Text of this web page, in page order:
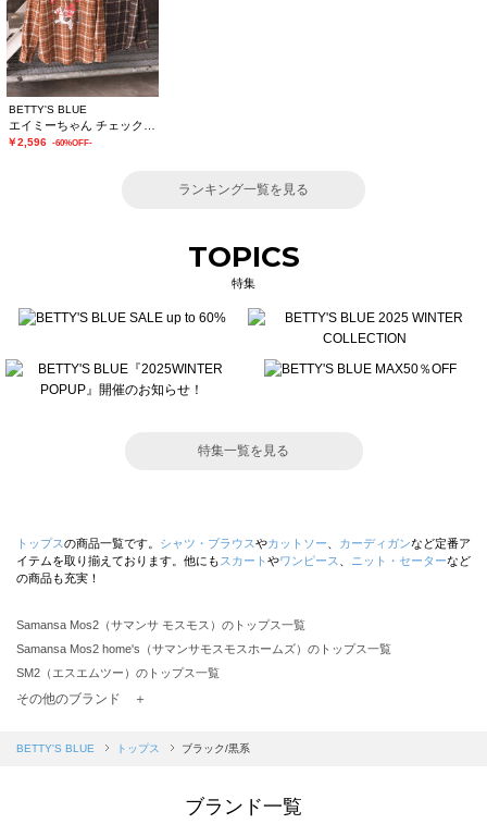
BETTY'S BLUE
￥2,596 -60%OFF-
ランキング一覧を見る
TOPICS
特集
特集一覧を見る
トップスの商品一覧です。 シャツ・ブラウスやカットソー カーディガンなど定番ア
イテムを取り揃えております。他にも スカート やワンピース ニット・セーターなど
の商品も充実！
Samansa Mos2（サマンサ モスモス）のトップス一覧
Samansa Mos2 home's（サマンサモスモスホームズ）のトップス一覧
SM2（エスエムツー）のトップス一覧
TSUHARU by Samansa Mos2（ツハルバイサマンサモスモス）のトップス一覧
Samansa Mos2 blue（サマンサモスモス ブルー）のトップス一覧
sō4ū（ソウフォーユー）のトップス一覧
その他のブランド ＋
BETTY'S BLUE トップス ブラック/黒系
ブランド一覧